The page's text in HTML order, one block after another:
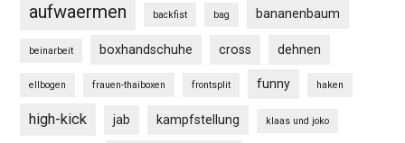
aufwaermen backfist bag bananenbaum
beinarbeit boxhandschuhe cross dehnen
ellbogen frauen-thaiboxen frontsplit funny haken
high-kick jab kampfstellung klaas und joko